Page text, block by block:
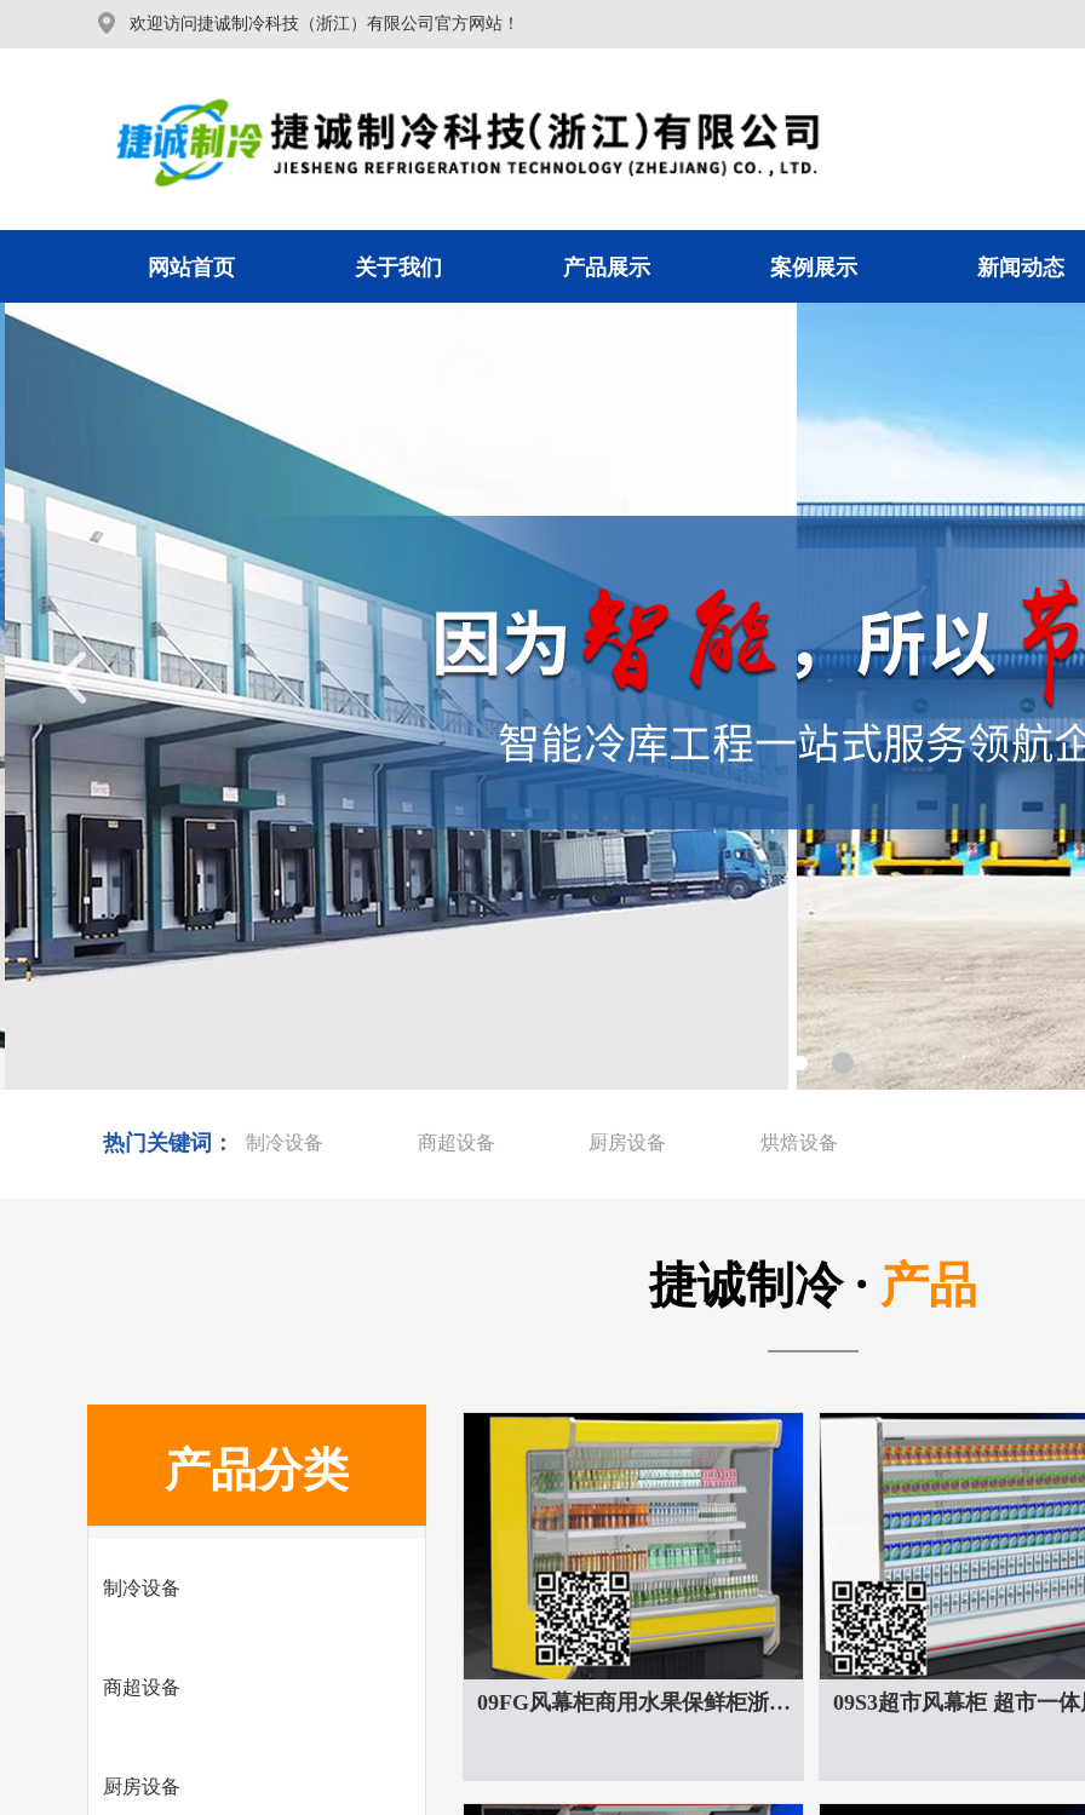
网站首页 关于我们 产品展示 案例展示 新闻动态
欢迎访问捷诚制冷科技（浙江）有限公司官方网站！
热门关键词： 制冷设备 商超设备 厨房设备 烘焙设备
捷诚制冷 · 产品
产品分类
制冷设备
商超设备
厨房设备
09FG风幕柜商用水果保鲜柜浙江
09S3超市风幕柜 超市一